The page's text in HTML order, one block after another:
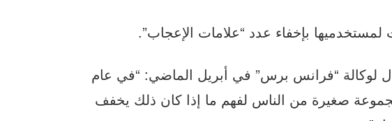
بإخفاء عدد “علامات الإعجاب”.
لوكالة “فرانس برس” في أبريل الماضي: “في عام
لمجموعة صغيرة من الناس لفهم ما إذا كان ذلك يخفف